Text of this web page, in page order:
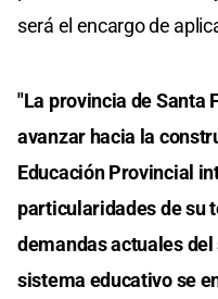
será el encargo de
"La provincia de Santa
avanzar hacia la
Educación Provincial
particularidades de su
demandas actuales
sistema educativo se